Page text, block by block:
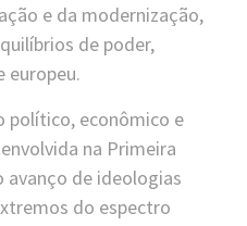
e da modernização,
de poder,
europeu.
político, econômico e
na Primeira
avanço de ideologias
do espectro